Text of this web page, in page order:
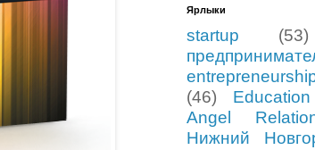
Ярлыки
startup (53)
(46)
Education
Angel
Нижний